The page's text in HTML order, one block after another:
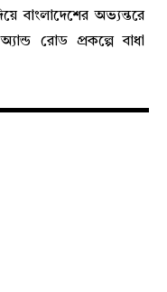
বাংলাদেশের অভ্যন্তরে
রোড প্রকল্পে বাধা